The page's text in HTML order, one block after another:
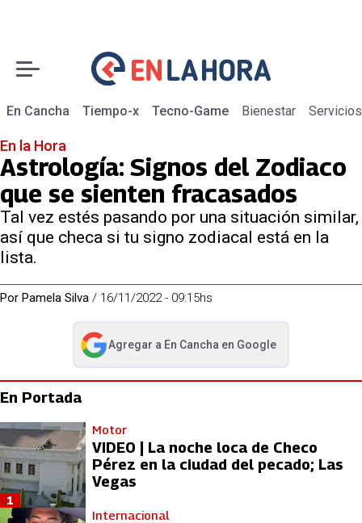
En Cancha Tiempo-x Tecno-Game Bienestar Servicios
En la Hora
Astrología: Signos del Zodiaco
que se sienten fracasados
Tal vez estés pasando por una situación similar,
así que checa si tu signo zodiacal está en la
lista.
Por Pamela Silva / 16/11/2022 - 09:15hs
Agregar a En Cancha en Google
abre en nueva pestaña
En Portada
Motor
VIDEO | La noche loca de Checo
Pérez en la ciudad del pecado; Las
Vegas
1
Internacional